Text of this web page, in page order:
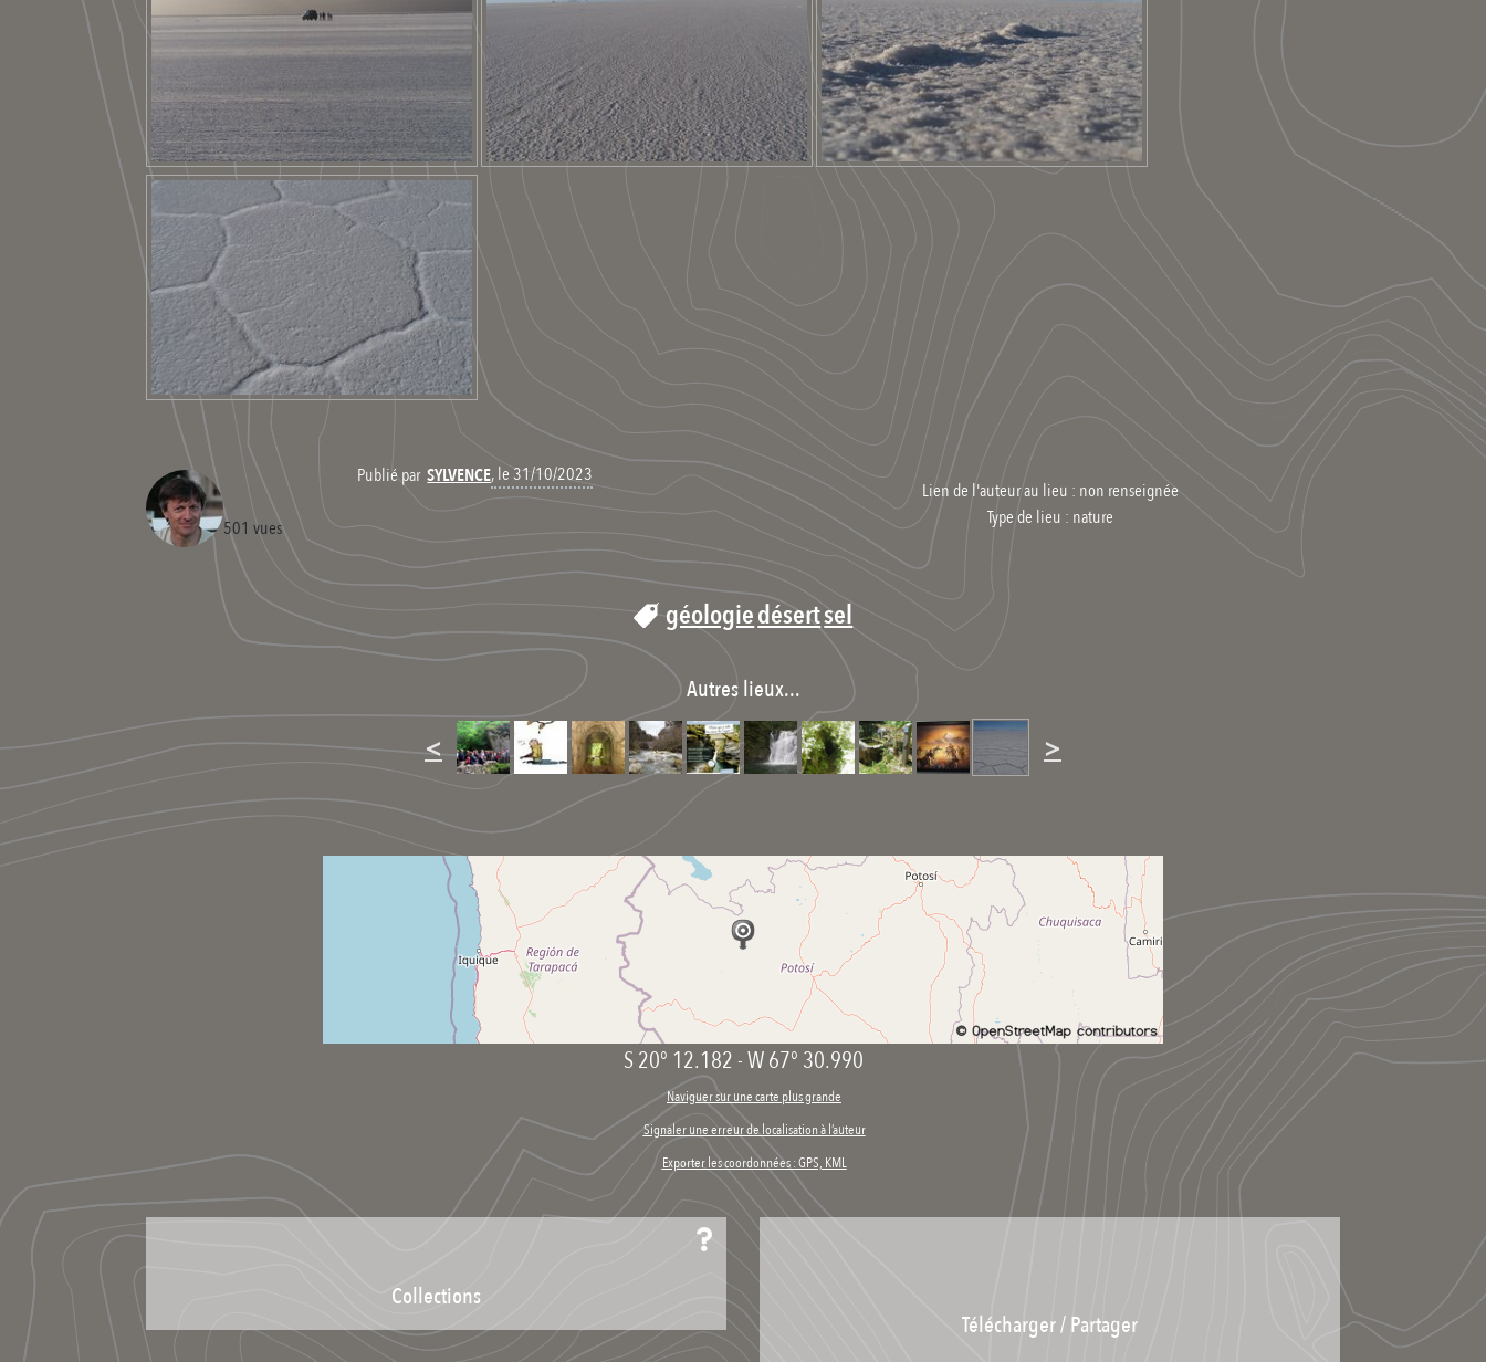
Publié par SYLVENCE, le 31/10/2023
501 vues
Lien de l'auteur au lieu : non renseignée
Type de lieu : nature
géologiedésertsel
Autres lieux...
< >
S 20° 12.182-W 67° 30.990
Naviguer sur une carte plus grande
Signaler une erreur de localisation à l’auteur
Exporter les coordonnées : GPS, KML
Collections
Télécharger / Partager